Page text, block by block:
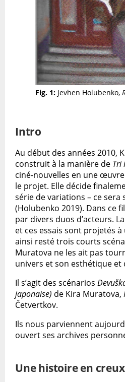
Jevhen Holubenko,
Intro
Au début des années 2010,
construit à la manière de Tri
ciné-nouvelles en une
le projet. Elle décide
série de variations – ce
(Holubenko 2019). Dans ce
par divers duos d’acteurs.
et ces essais sont projetés
ainsi resté trois courts
Muratova ne les ait pas
univers et son esthétique et
Il s’agit des scénarios
japonaise) de Kira Muratova,
Četvertkov.
Ils nous parviennent
ouvert ses archives
Une histoire en creux